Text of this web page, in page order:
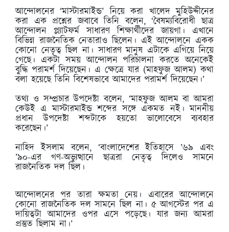
আন্দোলনের ‘মাস্টারমাইন্ড’ নিয়ে করা খালেদ মুহিউদ্দীনের
করা এক প্রশ্নের জবাবে তিনি বলেন, ‘বৈষম্যবিরোধী ছাত্র
আন্দোলন প্ল্যাটফর্ম সাধারণ শিক্ষার্থীদের জায়গা। এখানে
বিভিন্ন রাজনৈতিক নেতারাও ছিলেন। এই আন্দোলনে একক
কোনো নেতৃত্ব ছিল না। সাধারণ মানুষ এটাকে এগিয়ে নিয়ে
গেছে। একটা সময় আন্দোলন পরিচালনা করতে অনেকেই
বুদ্ধি পরামর্শ দিয়েছেন। এ ক্ষেত্রে যার (মাহফুজ আলম) কথা
বলা হয়েছে তিনি বিশেষভাবে আমাদের পরামর্শ দিয়েছেন।’
তথ্য ও সম্প্রচার উপদেষ্টা বলেন, ‘মাহফুজ আলম বা আমরা
কেউই এ মাস্টারমাইন্ড শব্দের সঙ্গে একমত নই। মাননীয়
প্রধান উপদেষ্টা শব্দটাকে হয়তো ভালোবেসে ব্যবহার
করেছেন।’
নাহিদ ইসলাম বলেন, ‘বাংলাদেশের ইতিহাসে ’৬৯ এবং
’৯০-এর গণ-অভ্যুত্থানে ছাত্ররা নেতৃত্ব দিলেও সামনে
রাজনৈতিক দল ছিল।
আন্দোলনের পর তারা ক্ষমতা নেয়। এবারের আন্দোলনে
কোনো রাজনৈতিক দল সামনে ছিল না। ৫ আগস্টের পর এ
দায়িত্বটা আমাদের ওপর এসে পড়েছে। যার জন্য আমরা
প্রস্তুত ছিলাম না।’